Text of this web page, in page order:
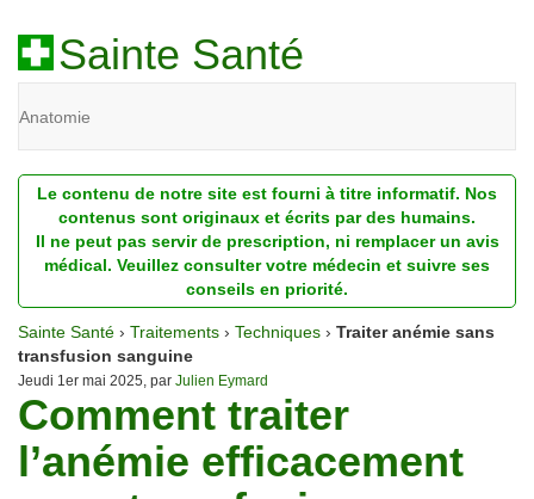
Sainte Santé
Anatomie
Diagnostic
Dossiers
Homéopathie
Nutrition
Pathologie
Psychologie
Le contenu de notre site est fourni à titre informatif. Nos
contenus sont originaux et écrits par des humains.
Il ne peut pas servir de prescription, ni remplacer un avis
médical. Veuillez consulter votre médecin et suivre ses
conseils en priorité.
Sainte Santé › Traitements › Techniques › Traiter anémie sans
transfusion sanguine
Jeudi 1er mai 2025, par Julien Eymard
Comment traiter
l’anémie efficacement